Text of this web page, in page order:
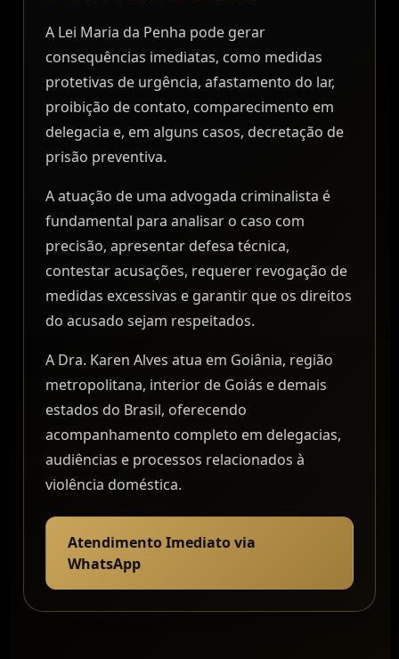
A Lei Maria da Penha pode gerar
consequências imediatas, como medidas
protetivas de urgência, afastamento do lar,
proibição de contato, comparecimento em
delegacia e, em alguns casos, decretação de
prisão preventiva.
A atuação de uma advogada criminalista é
fundamental para analisar o caso com
precisão, apresentar defesa técnica,
contestar acusações, requerer revogação de
medidas excessivas e garantir que os direitos
do acusado sejam respeitados.
A Dra. Karen Alves atua em Goiânia, região
metropolitana, interior de Goiás e demais
estados do Brasil, oferecendo
acompanhamento completo em delegacias,
audiências e processos relacionados à
violência doméstica.
Atendimento Imediato via
WhatsApp